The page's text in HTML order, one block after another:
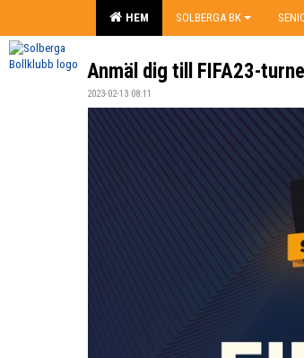
HEM SOLBERGA BK
Anmäl dig till FIFA23-
2023-02-13 08:11